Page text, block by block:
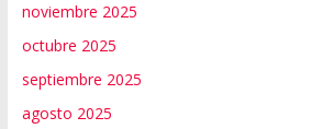
noviembre 2025
octubre 2025
septiembre 2025
agosto 2025